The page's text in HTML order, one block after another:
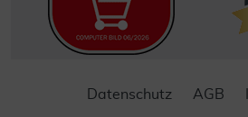
Datenschutz AGB